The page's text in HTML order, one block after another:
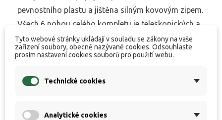
pevnostního plastu a jištěna silným kovovým zipem.
Všech 6 nohou celého kompletu je teleskopických a
doplněných širokými výkyvnými patkami proti
zaboření.
Klasické křeslo
Tyto webové stránky ukládají v souladu se zákony na vaše
zařízení soubory, obecně nazývané cookies. Odsouhlaste
prosím nastavení cookies souborů pro použití webu.
Technické cookies
Analytické cookies